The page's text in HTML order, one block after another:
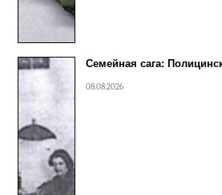
Семейная сага:
08.08.2026